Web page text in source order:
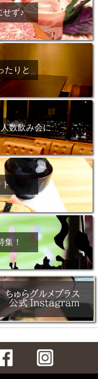
せず♪
たりと
数飲み会に
ト
集！